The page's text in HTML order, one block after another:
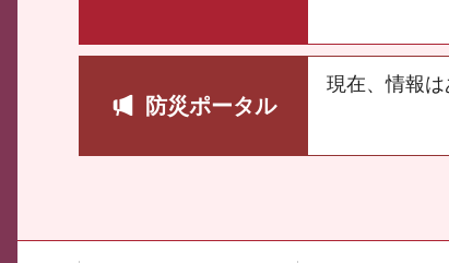
防災ポータル
現在、情報は